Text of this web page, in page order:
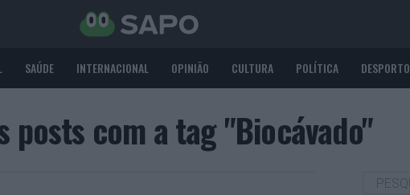
SAÚDE INTERNACIONAL OPINIÃO CULTURA POLÍTICA DESPORTO
posts com a tag "Biocávado"